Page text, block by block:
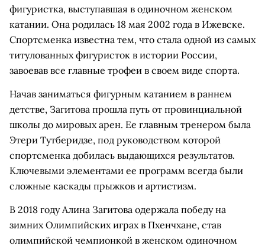
фигуристка, выступавшая в одиночном женском
катании. Она родилась 18 мая 2002 года в Ижевске.
Спортсменка известна тем, что стала одной из самых
титулованных фигуристок в истории России,
завоевав все главные трофеи в своем виде спорта.
Начав заниматься фигурным катанием в раннем
детстве, Загитова прошла путь от провинциальной
школы до мировых арен. Ее главным тренером была
Этери Тутберидзе, под руководством которой
спортсменка добилась выдающихся результатов.
Ключевыми элементами ее программ всегда были
сложные каскады прыжков и артистизм.
В 2018 году Алина Загитова одержала победу на
зимних Олимпийских играх в Пхенчхане, став
олимпийской чемпионкой в женском одиночном